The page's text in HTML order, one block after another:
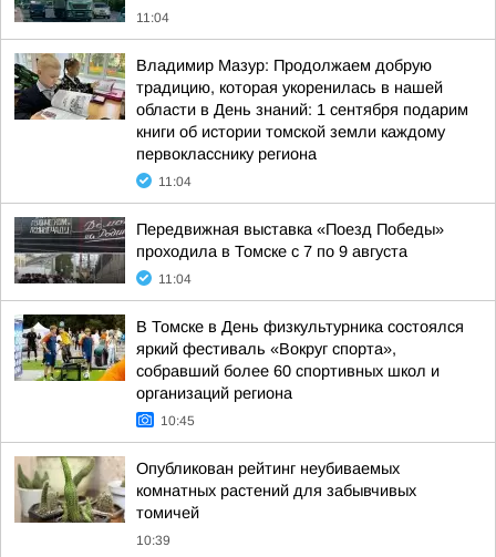
11:04
Владимир Мазур: Продолжаем добрую
традицию, которая укоренилась в нашей
области в День знаний: 1 сентября подарим
книги об истории томской земли каждому
первокласснику региона
11:04
Передвижная выставка «Поезд Победы»
проходила в Томске с 7 по 9 августа
11:04
В Томске в День физкультурника состоялся
яркий фестиваль «Вокруг спорта»,
собравший более 60 спортивных школ и
организаций региона
10:45
Опубликован рейтинг неубиваемых
комнатных растений для забывчивых
томичей
10:39